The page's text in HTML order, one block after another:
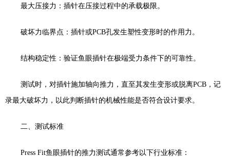
最大压接力：插针在压接过程中的承载极限。
破坏力临界点：插针或PCB孔发生塑性变形时的作用力。
结构稳定性：验证鱼眼插针在极端受力条件下的可靠性。
测试时，对插针施加轴向推力，直至其发生变形或脱离PCB ，记
录最大破坏力，以此判断插针的机械性能是否符合设计要求。
二、测试标准
Press Fit鱼眼插针的推力测试通常参考以下行业标准：